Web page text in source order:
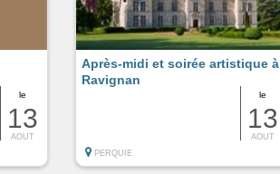
le
13
AOUT
le
13
AOUT
Après-midi et soirée artistique à
Ravignan
PERQUIE